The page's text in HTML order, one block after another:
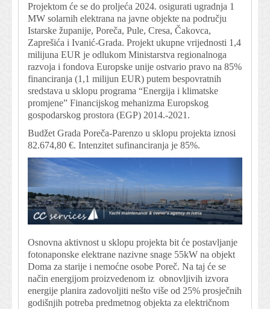
Projektom će se do proljeća 2024. osigurati ugradnja 1
MW solarnih elektrana na javne objekte na području
Istarske županije, Poreča, Pule, Cresa, Čakovca,
Zaprešića i Ivanić-Grada. Projekt ukupne vrijednosti 1,4
milijuna EUR je odlukom Ministarstva regionalnoga
razvoja i fondova Europske unije ostvario pravo na 85%
financiranja (1,1 milijun EUR) putem bespovratnih
sredstava u sklopu programa “Energija i klimatske
promjene” Financijskog mehanizma Europskog
gospodarskog prostora (EGP) 2014.-2021.
Budžet Grada Poreča-Parenzo u sklopu projekta iznosi
82.674,80 €. Intenzitet sufinanciranja je 85%.
Osnovna aktivnost u sklopu projekta bit će postavljanje
fotonaponske elektrane nazivne snage 55kW na objekt
Doma za starije i nemoćne osobe Poreč. Na taj će se
način energijom proizvedenom iz obnovljivih izvora
energije planira zadovoljiti nešto više od 25% prosječnih
godišnjih potreba predmetnog objekta za električnom